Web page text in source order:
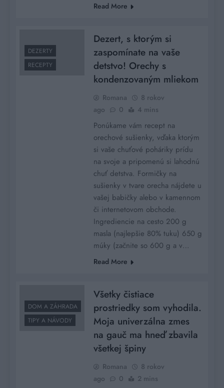
Read More
DEZERTY
RECEPTY
Dezert, s ktorým si
zaspomínate na vaše
detstvo! Orechy s
kondenzovaným mliekom
Romana
8 rokov
ago
0 4 mins
Ponúkame vám recept na
orechové sušienky, vďaka ktorým
si vaše chuťové poháriky prídu
na svoje a pripomenú si lahodnú
chuť detstva. Formičky na
sušienky v tvare orecha nájdete u
vašej babičky alebo v kamennom
či internetovom obchode.
Ingrediencie na cesto 200 g
masla (najlepšie 80% tuku) 650 g
múky (začnite so 600 g a v…
Read More
DOM A ZÁHRADA
TIPY A NÁVODY
Všetky čistiace
prostriedky som vyhodila.
Moja univerzálna zmes
na gauč ma hneď zbavila
všetkej špiny
Romana
8 rokov
ago
0 2 mins